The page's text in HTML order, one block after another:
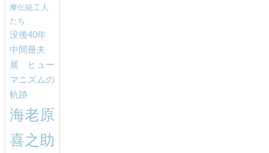
摩伝統工人
たち
没後40年
中間冊夫
展 ヒュー
マニズムの
軌跡
海老原
喜之助